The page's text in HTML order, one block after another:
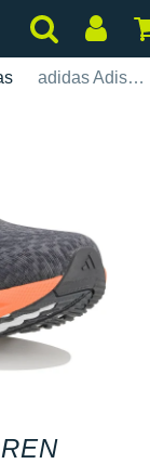
adidas Adistar 4 Herren